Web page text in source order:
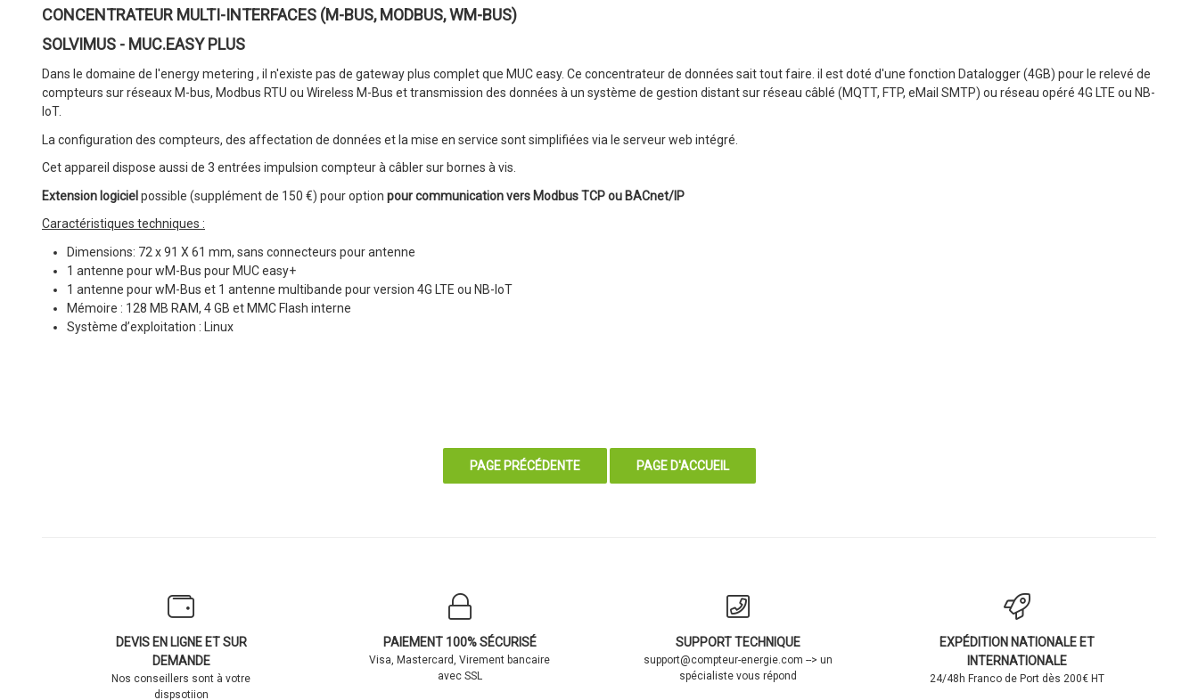
CONCENTRATEUR MULTI-INTERFACES (M-BUS, MODBUS, WM-BUS)
SOLVIMUS - MUC.EASY PLUS
Dans le domaine de l'energy metering , il n'existe pas de gateway plus complet que MUC easy. Ce concentrateur de données sait tout faire. il est doté d'une fonction Datalogger (4GB) pour le relevé de
compteurs sur réseaux M-bus, Modbus RTU ou Wireless M-Bus et transmission des données à un système de gestion distant sur réseau câblé (MQTT, FTP, eMail SMTP) ou réseau opéré 4G LTE ou NB-
IoT.
La configuration des compteurs, des affectation de données et la mise en service sont simplifiées via le serveur web intégré.
Cet appareil dispose aussi de 3 entrées impulsion compteur à câbler sur bornes à vis.
Extension logiciel possible (supplément de 150 €) pour option pour communication vers Modbus TCP ou BACnet/IP
Caractéristiques techniques :
Dimensions: 72 x 91 X 61 mm, sans connecteurs pour antenne
1 antenne pour wM-Bus pour MUC easy+
1 antenne pour wM-Bus et 1 antenne multibande pour version 4G LTE ou NB-IoT
Mémoire : 128 MB RAM, 4 GB et MMC Flash interne
Système d’exploitation : Linux
DEVIS EN LIGNE ET SUR
DEMANDE
Nos conseillers sont à votre
dispsotiion
PAIEMENT 100% SÉCURISÉ
Visa, Mastercard, Virement bancaire
avec SSL
SUPPORT TECHNIQUE
support@compteur-energie.com --> un
spécialiste vous répond
EXPÉDITION NATIONALE ET
INTERNATIONALE
24/48h Franco de Port dès 200€ HT